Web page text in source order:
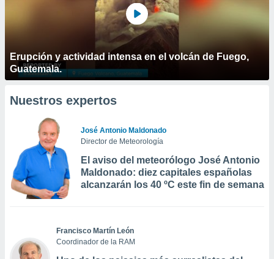
Erupción y actividad intensa en el volcán de Fuego,
Guatemala.
Nuestros expertos
José Antonio Maldonado
Director de Meteorología
El aviso del meteorólogo José Antonio
Maldonado: diez capitales españolas
alcanzarán los 40 ºC este fin de semana
Francisco Martín León
Coordinador de la RAM